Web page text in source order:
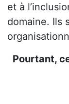
et à
domaine. Ils
Pourtant,